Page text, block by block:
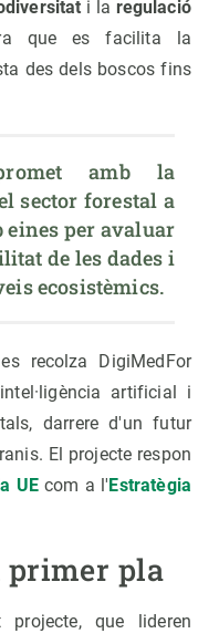
i la regulació
que es facilita la
des dels boscos fins
amb la
sector forestal a
per avaluar
de les dades i
ecosistèmics.
recolza DigiMedFor
artificial i
darrere d'un futur
El projecte respon
UEcom a l' Estratègia
primer pla
projecte, que lideren